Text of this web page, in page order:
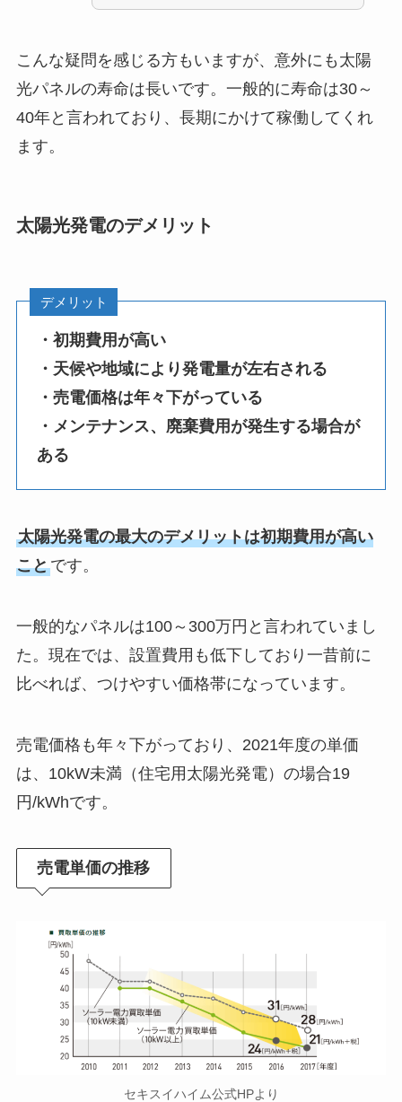
こんな疑問を感じる方もいますが、意外にも太陽
光パネルの寿命は長いです。一般的に寿命は30～
40年と言われており、長期にかけて稼働してくれ
ます。
太陽光発電のデメリット
デメリット
・初期費用が高い
・天候や地域により発電量が左右される
・売電価格は年々下がっている
・メンテナンス、廃棄費用が発生する場合が
ある
太陽光発電の最大のデメリットは初期費用が高い
ことです。
一般的なパネルは100～300万円と言われていまし
た。現在では、設置費用も低下しており一昔前に
比べれば、つけやすい価格帯になっています。
売電価格も年々下がっており、2021年度の単価
は、10kW未満（住宅用太陽光発電）の場合19
円/kWhです。
売電単価の推移
セキスイハイム公式HPより